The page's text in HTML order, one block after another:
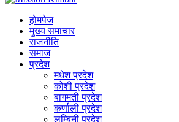
होमपेज
मुख्य समाचार
राजनीति
समाज
प्रदेश
मधेश प्रदेश
कोशी प्रदेश
बागमती प्रदेश
कर्णाली प्रदेश
लुम्बिनी प्रदेश